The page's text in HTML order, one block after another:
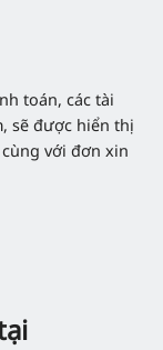
toán, các tài
sẽ được hiển thị
với đơn xin